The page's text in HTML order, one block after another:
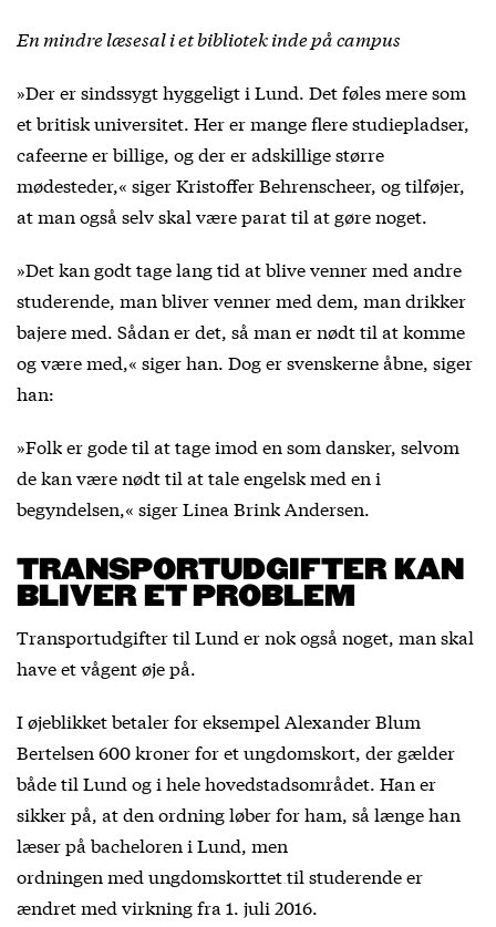
En mindre læsesal i et bibliotek inde på campus
»Der er sindssygt hyggeligt i Lund. Det føles mere som
et britisk universitet. Her er mange flere studiepladser,
cafeerne er billige, og der er adskillige større
mødesteder,« siger Kristoffer Behrenscheer, og tilføjer,
at man også selv skal være parat til at gøre noget.
»Det kan godt tage lang tid at blive venner med andre
studerende, man bliver venner med dem, man drikker
bajere med. Sådan er det, så man er nødt til at komme
og være med,« siger han. Dog er svenskerne åbne, siger
han:
»Folk er gode til at tage imod en som dansker, selvom
de kan være nødt til at tale engelsk med en i
begyndelsen,« siger Linea Brink Andersen.
TRANSPORTUDGIFTER KAN
BLIVER ET PROBLEM
Transportudgifter til Lund er nok også noget, man skal
have et vågent øje på.
I øjeblikket betaler for eksempel Alexander Blum
Bertelsen 600 kroner for et ungdomskort, der gælder
både til Lund og i hele hovedstadsområdet. Han er
sikker på, at den ordning løber for ham, så længe han
læser på bacheloren i Lund, men
ordningen med ungdomskorttet til studerendeer
ændret med virkning fra 1. juli 2016.